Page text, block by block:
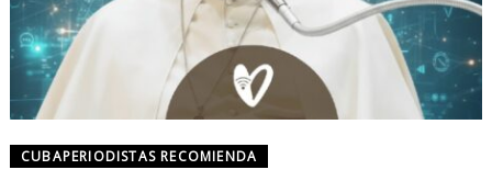
CUBAPERIODISTAS RECOMIENDA